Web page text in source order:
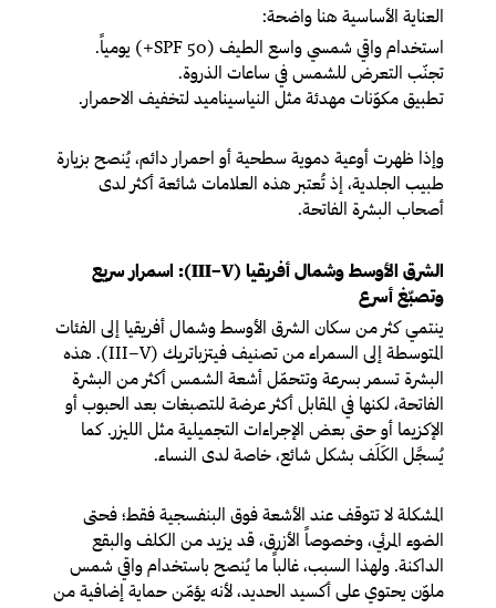
العناية الأساسية هنا واضحة:
استخدام واقي شمسي واسع الطيف (SPF 50+) يومياً.
تجنّب التعرض للشمس في ساعات الذروة.
تطبيق مكوّنات مهدئة مثل النياسيناميد لتخفيف الاحمرار.
وإذا ظهرت أوعية دموية سطحية أو احمرار دائم، يُنصح بزيارة
طبيب الجلدية، إذ تُعتبر هذه العلامات شائعة أكثر لدى
أصحاب البشرة الفاتحة.
الشرق الأوسط وشمال أفريقيا (III–V): اسمرار سريع
وتصبّغ أسرع
ينتمي كثر من سكان الشرق الأوسط وشمال أفريقيا إلى الفئات
المتوسطة إلى السمراء من تصنيف فيتزباتريك (III–V). هذه
البشرة تسمر بسرعة وتتحمّل أشعة الشمس أكثر من البشرة
الفاتحة، لكنها في المقابل أكثر عرضة للتصبغات بعد الحبوب أو
الإكزيما أو حتى بعض الإجراءات التجميلية مثل الليزر. كما
يُسجَّل الكَلَف بشكل شائع، خاصة لدى النساء.
المشكلة لا تتوقف عند الأشعة فوق البنفسجية فقط؛ فحتى
الضوء المرئي، وخصوصاً الأزرق، قد يزيد من الكلف والبقع
الداكنة. ولهذا السبب، غالباً ما يُنصح باستخدام واقي شمس
ملوّن يحتوي على أكسيد الحديد، لأنه يؤمّن حماية إضافية من